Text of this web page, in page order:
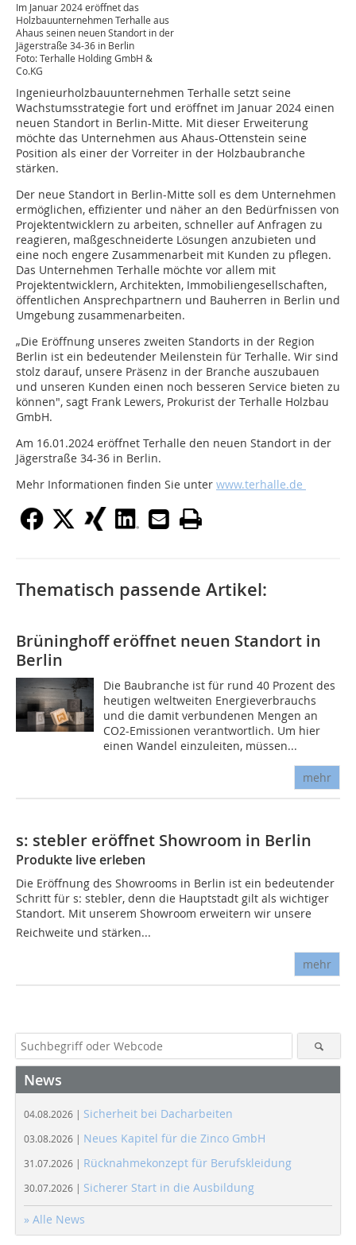
Im Januar 2024 eröffnet das
Holzbauunternehmen Terhalle aus
Ahaus seinen neuen Standort in der
Jägerstraße 34-36 in Berlin
Foto: Terhalle Holding GmbH &
Co.KG
Ingenieurholzbauunternehmen Terhalle setzt seine
Wachstumsstrategie fort und eröffnet im Januar 2024 einen
neuen Standort in Berlin-Mitte. Mit dieser Erweiterung
möchte das Unternehmen aus Ahaus-Ottenstein seine
Position als einer der Vorreiter in der Holzbaubranche
stärken.
Der neue Standort in Berlin-Mitte soll es dem Unternehmen
ermöglichen, effizienter und näher an den Bedürfnissen von
Projektentwicklern zu arbeiten, schneller auf Anfragen zu
reagieren, maßgeschneiderte Lösungen anzubieten und
eine noch engere Zusammenarbeit mit Kunden zu pflegen.
Das Unternehmen Terhalle möchte vor allem mit
Projektentwicklern, Architekten, Immobiliengesellschaften,
öffentlichen Ansprechpartnern und Bauherren in Berlin und
Umgebung zusammenarbeiten.
„Die Eröffnung unseres zweiten Standorts in der Region
Berlin ist ein bedeutender Meilenstein für Terhalle. Wir sind
stolz darauf, unsere Präsenz in der Branche auszubauen
und unseren Kunden einen noch besseren Service bieten zu
können", sagt Frank Lewers, Prokurist der Terhalle Holzbau
GmbH.
Am 16.01.2024 eröffnet Terhalle den neuen Standort in der
Jägerstraße 34-36 in Berlin.
Mehr Informationen finden Sie unter www.terhalle.de
Thematisch passende Artikel:
Brüninghoff eröffnet neuen Standort in
Berlin
Die Baubranche ist für rund 40 Prozent des
heutigen weltweiten Energieverbrauchs
und die damit verbundenen Mengen an
CO2-Emissionen verantwortlich. Um hier
einen Wandel einzuleiten, müssen...
mehr
s: stebler eröffnet Showroom in Berlin
Produkte live erleben
Die Eröffnung des Showrooms in Berlin ist ein bedeutender
Schritt für s: stebler, denn die Hauptstadt gilt als wichtiger
Standort. Mit unserem Showroom erweitern wir unsere
Reichweite und stärken...
mehr
News
04.08.2026 | Sicherheit bei Dacharbeiten
03.08.2026 | Neues Kapitel für die Zinco GmbH
31.07.2026 | Rücknahmekonzept für Berufskleidung
30.07.2026 | Sicherer Start in die Ausbildung
» Alle News